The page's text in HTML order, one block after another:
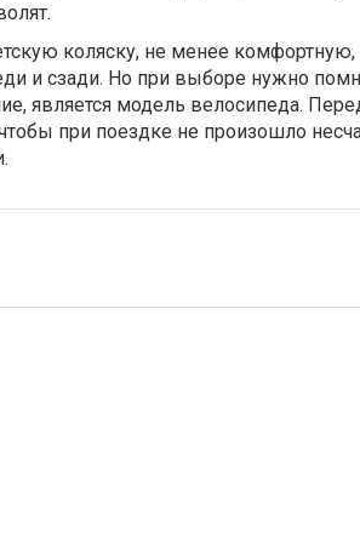
коляску, не менее комфортную,
и сзади. Но при выборе нужно
является модель велосипеда.
при поездке не произошло